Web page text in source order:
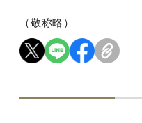
（敬称略）